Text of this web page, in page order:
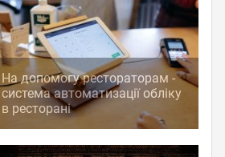
На допомогу рестораторам -
система автоматизації обліку
в ресторані